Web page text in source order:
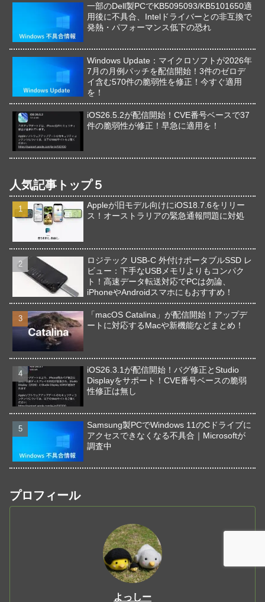
一部のDell製PCでKB5095093/KB5101650適
用後に不具合、Intelドライバーとの非互換で
発熱・パフォーマンス低下の恐れ
Windows Update：マイクロソフトが2026年
7月の月例パッチを配信開始！3件のゼロデ
イ含む570件の脆弱性を修正！今すぐ適用
を！
iOS26.5.2が配信開始！CVE番号ベースで37
件の脆弱性が修正！早急に適用を！
人気記事トップ５
Appleが旧モデル向けにiOS18.7.6をリリー
ス！オーストラリアの緊急通報問題に対処
ロジテック USB-C 外付けポータブルSSD レ
ビュー：下手なUSBメモリよりもコンパク
ト！高速データ転送対応でPCは勿論、
iPhoneやAndroidスマホにもおすすめ！
「macOS Catalina」が配信開始！アップデ
ートに対応するMacや新機能などまとめ！
iOS26.3.1が配信開始！バグ修正とStudio
Displayをサポート！CVE番号ベースの脆弱
性修正は無し
Samsung製PCでWindows 11のCドライブに
アクセスできなくなる不具合｜Microsoftが
調査中
プロフィール
よっしー